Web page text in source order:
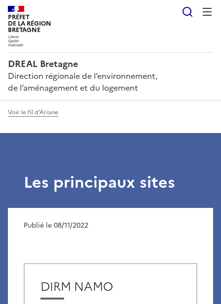
PRÉFET
DE LA RÉGION
BRETAGNE
DREAL Bretagne
Direction régionale de l’environnement,
de l’aménagement et du logement
Voir le fil d'Ariane
Les principaux sites
Publié le 08/11/2022
DIRM NAMO